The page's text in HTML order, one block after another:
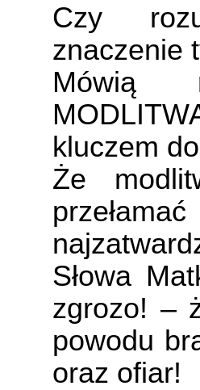
Czy
znaczenie
kluczem
Że
Słowa
zgrozo! –
powodu
oraz ofiar!